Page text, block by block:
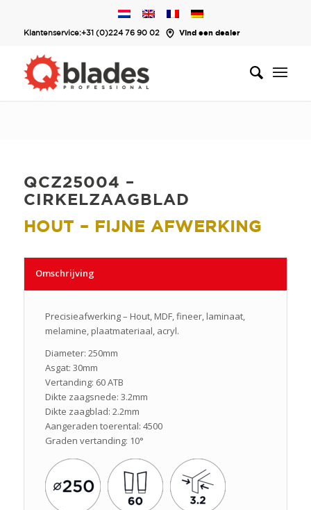
Klantenservice:+31 (0)224 76 90 02 Vind een dealer
QCZ25004 –
CIRKELZAAGBLAD
HOUT – FIJNE AFWERKING
Omschrijving
Precisieafwerking – Hout, MDF, fineer, laminaat,
melamine, plaatmateriaal, acryl.
Diameter: 250mm
Asgat: 30mm
Vertanding: 60 ATB
Dikte zaagsnede: 3.2mm
Dikte zaagblad: 2.2mm
Aangeraden toerental: 4500
Graden vertanding: 10°